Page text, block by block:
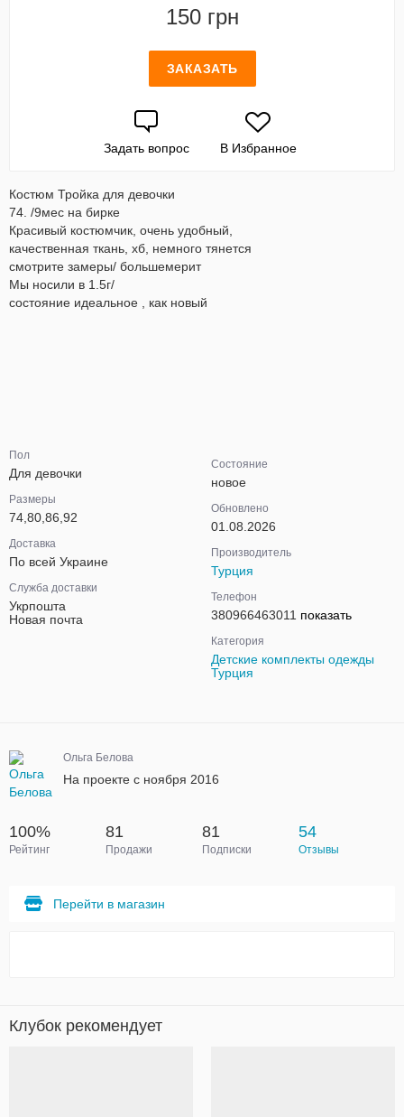
150 грн
ЗАКАЗАТЬ
Задать вопрос В Избранное
Костюм Тройка для девочки
74. /9мес на бирке
Красивый костюмчик, очень удобный,
качественная ткань, хб, немного тянется
смотрите замеры/ большемерит
Мы носили в 1.5г/
состояние идеальное , как новый
Пол
Для девочки
Размеры
74,80,86,92
Доставка
По всей Украине
Служба доставки
Укрпошта
Новая почта
Состояние
новое
Обновлено
01.08.2026
Производитель
Турция
Телефон
380966463011 показать
Категория
Детские комплекты одежды
Турция
Ольга Белова
На проекте с ноября 2016
100%
Рейтинг
81
Продажи
81
Подписки
54
Отзывы
Перейти в магазин
Клубок рекомендует